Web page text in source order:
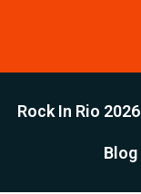
Rock In Rio 2026
Blog